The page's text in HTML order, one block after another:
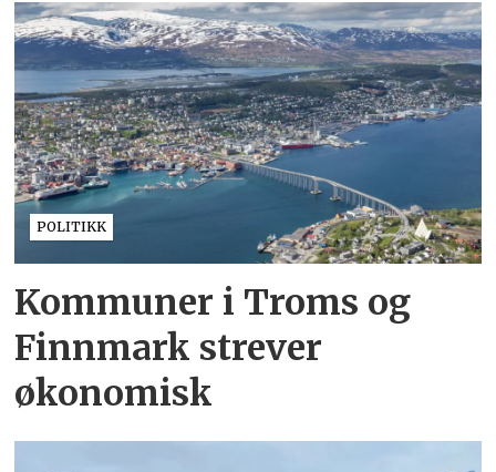
POLITIKK
Kommuner i Troms og
Finnmark strever
økonomisk